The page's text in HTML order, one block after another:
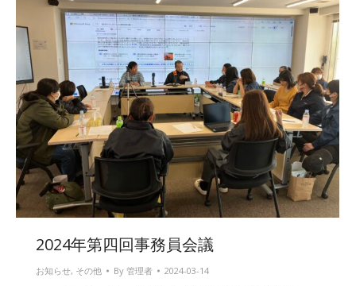
2024年第四回事務員会議
お知らせ, その他 By 管理者 2024-03-14